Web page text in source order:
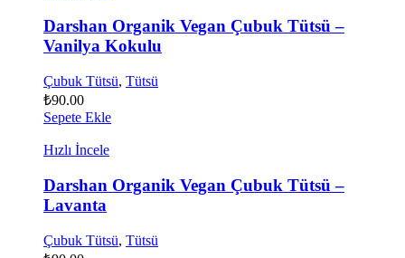
Darshan Organik Vegan Çubuk Tütsü –
Vanilya Kokulu
Çubuk Tütsü, Tütsü
₺90.00
Sepete Ekle
Hızlı İncele
Darshan Organik Vegan Çubuk Tütsü –
Lavanta
Çubuk Tütsü, Tütsü